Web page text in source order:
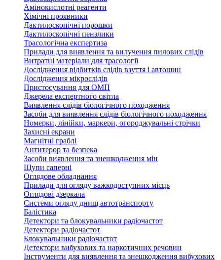
Амінокислотні реагенти
Хімічні проявники
Дактилоскопічні порошки
Дактилоскопічні пензлики
Трасологічна експертиза
Прилади для виявлення та вилучення пилових слідів
Витратні матеріали для трасології
Дослідження відбитків слідів взуття і автошин
Дослідження мікрослідів
Пристосування для ОМП
Джерела експертного світла
Виявлення слідів біологічного походження
Засоби для виявлення слідів біологічного походження
Номерки, лінійки, маркери, огороджувальні стрічки
Захисні екрани
Магнітні граблі
Антитерор та безпека
Засоби виявлення та знешкодження мін
Щупи саперні
Оглядове обладнання
Прилади для огляду важкодоступних місць
Оглядові дзеркала
Системи огляду днищ автотранспорту
Балістика
Детектори та блокувальники радіочастот
Детектори радіочастот
Блокувальники радіочастот
Детектори вибухових та наркотичних речовин
Інструменти для виявлення та знешкодження вибухових